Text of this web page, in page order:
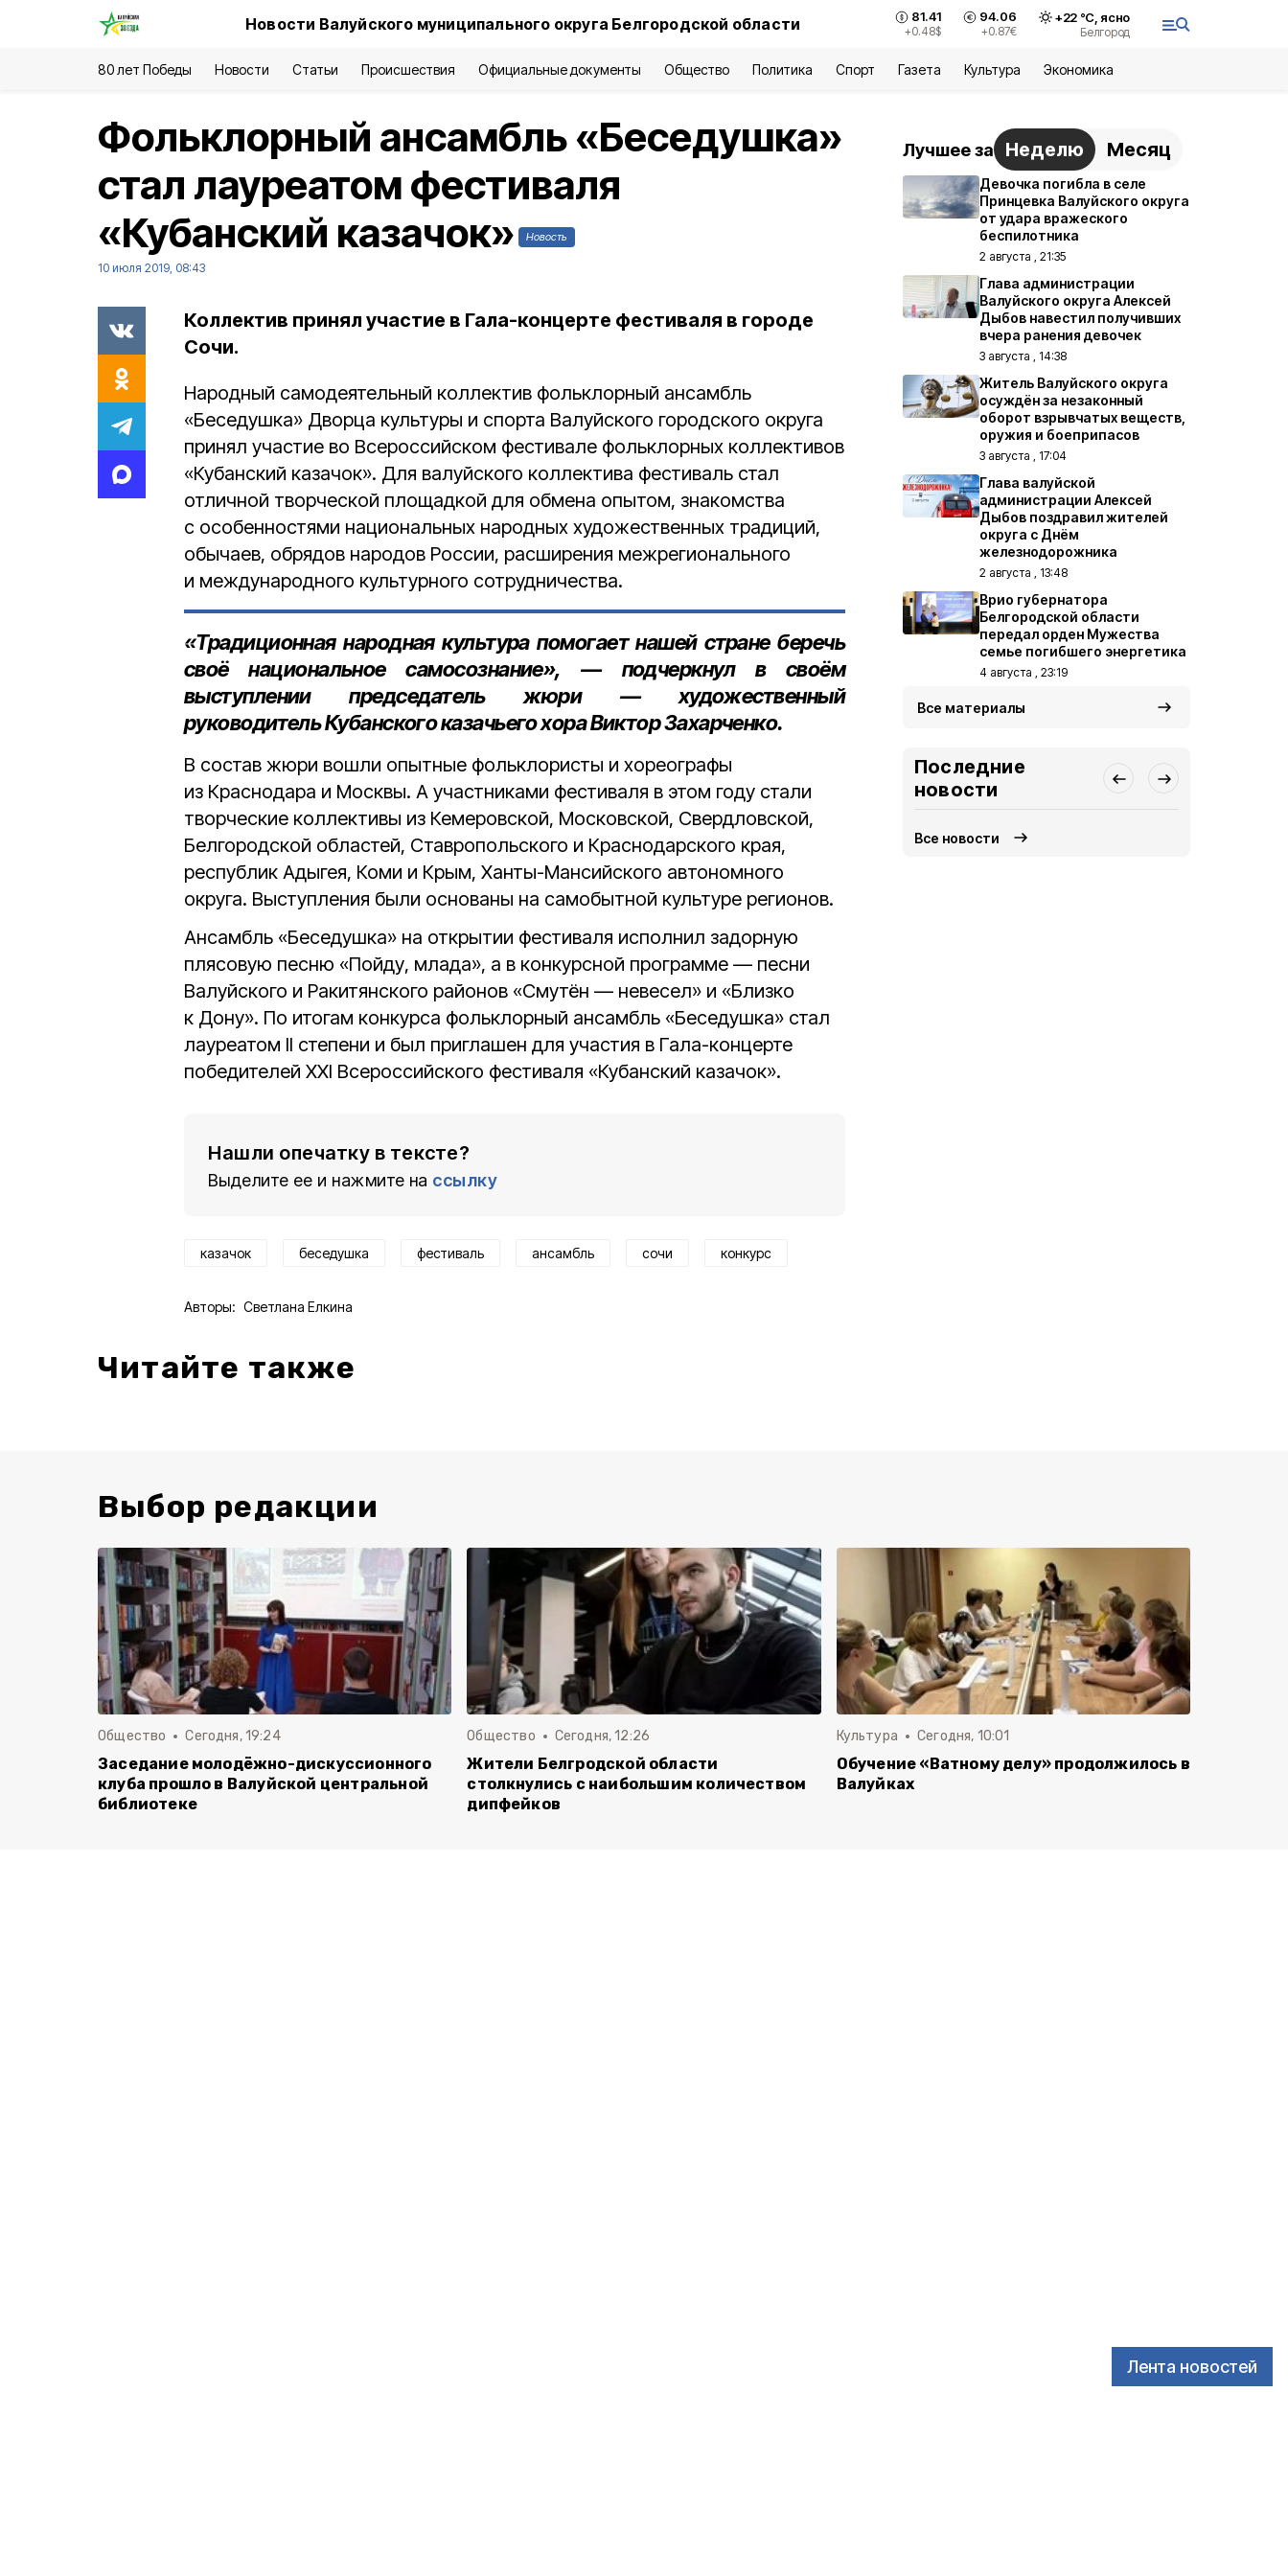
Новости Валуйского муниципального округа Белгородской области 81.41
+0.48$
94.06
+0.87€
+22°С, ясно
Белгород
80 лет Победы Новости Статьи Происшествия Официальные документы Общество Политика Спорт Газета Культура Экономика
Лента новостей
Фольклорный ансамбль «Беседушка»
стал лауреатом фестиваля
«Кубанский казачок»
Новость
10 июля 2019, 08:43
Коллектив принял участие в Гала-концерте фестиваля в городе
Сочи.
Народный самодеятельный коллектив фольклорный ансамбль
«Беседушка» Дворца культуры и спорта Валуйского городского округа
принял участие во Всероссийском фестивале фольклорных коллективов
«Кубанский казачок». Для валуйского коллектива фестиваль стал
отличной творческой площадкой для обмена опытом, знакомства
с особенностями национальных народных художественных традиций,
обычаев, обрядов народов России, расширения межрегионального
и международного культурного сотрудничества.
«Традиционная народная культура помогает нашей стране беречь
своё национальное самосознание», — подчеркнул в своём
выступлениипредседатель жюри — художественный
руководитель Кубанского казачьего хора Виктор Захарченко.
В состав жюри вошли опытные фольклористы и хореографы
из Краснодара и Москвы. А участниками фестиваля в этом году стали
творческие коллективы из Кемеровской, Московской, Свердловской,
Белгородской областей, Ставропольского и Краснодарского края,
республик Адыгея, Коми и Крым, Ханты-Мансийского автономного
округа. Выступления были основаны на самобытной культуре регионов.
Ансамбль «Беседушка» на открытии фестиваля исполнил задорную
плясовую песню «Пойду, млада», а в конкурсной программе — песни
Валуйского и Ракитянского районов «Смутён — невесел» и «Близко
к Дону». По итогам конкурса фольклорный ансамбль «Беседушка» стал
лауреатом II степени и был приглашен для участия в Гала-концерте
победителей XXI Всероссийского фестиваля «Кубанский казачок».
Нашли опечатку в тексте?
Выделите ее и нажмите на ссылку
казачок беседушка фестиваль ансамбль сочи конкурс
Авторы: Светлана Елкина
Читайте также
Лучшее за Неделю Месяц
Девочка погибла в селе
Принцевка Валуйского округа
от удара вражеского
беспилотника
2 августа , 21:35
Глава администрации
Валуйского округа Алексей
Дыбов навестил получивших
вчера ранения девочек
3 августа , 14:38
Житель Валуйского округа
осуждён за незаконный
оборот взрывчатых веществ,
оружия и боеприпасов
3 августа , 17:04
Глава валуйской
администрации Алексей
Дыбов поздравил жителей
округа с Днём
железнодорожника
2 августа , 13:48
Врио губернатора
Белгородской области
передал орден Мужества
семье погибшего энергетика
4 августа , 23:19
Все материалы
Последние
новости
Все новости
Выбор редакции
Общество Сегодня, 19:24
Заседание молодёжно-дискуссионного
клуба прошло в Валуйской центральной
библиотеке
Общество Сегодня, 12:26
Жители Белгродской области
столкнулись с наибольшим количеством
дипфейков
Культура Сегодня, 10:01
Обучение «Ватному делу» продолжилось в
Валуйках